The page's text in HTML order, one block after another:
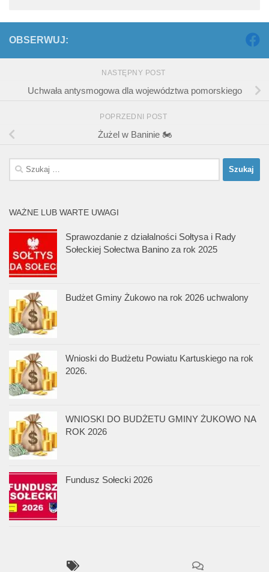
OBSERWUJ:
NASTĘPNY POST
Uchwała antysmogowa dla województwa pomorskiego
POPRZEDNI POST
Żużel w Baninie 🏍
Szukaj:
WAŻNE LUB WARTE UWAGI
Sprawozdanie z działalności Sołtysa i Rady
Sołeckiej Sołectwa Banino za rok 2025
Budżet Gminy Żukowo na rok 2026 uchwalony
Wnioski do Budżetu Powiatu Kartuskiego na rok
2026.
WNIOSKI DO BUDŻETU GMINY ŻUKOWO NA
ROK 2026
Fundusz Sołecki 2026